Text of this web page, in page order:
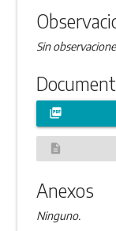
Sin
picture_as_pdf
description
Anexos
Ninguno.